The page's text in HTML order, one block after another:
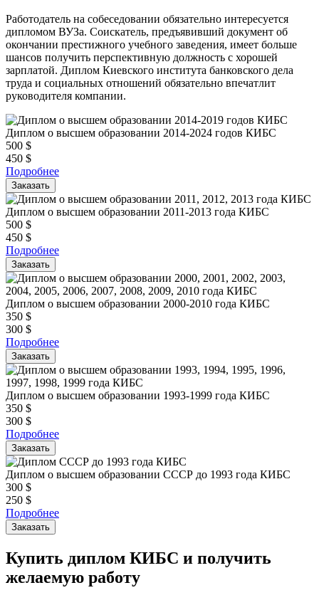
Работодатель на собеседовании обязательно интересуется
дипломом ВУЗа. Соискатель, предъявивший документ об
окончании престижного учебного заведения, имеет больше
шансов получить перспективную должность с хорошей
зарплатой. Диплом Киевского института банковского дела
труда и социальных отношений обязательно впечатлит
руководителя компании.
Диплом о высшем образовании 2014-2024 годов КИБС
500 $
450 $
Подробнее
Заказать
Диплом о высшем образовании 2011-2013 года КИБС
500 $
450 $
Подробнее
Заказать
Диплом о высшем образовании 2000-2010 года КИБС
350 $
300 $
Подробнее
Заказать
Диплом о высшем образовании 1993-1999 года КИБС
350 $
300 $
Подробнее
Заказать
Диплом о высшем образовании СССР до 1993 года КИБС
300 $
250 $
Подробнее
Заказать
Купить диплом КИБС и получить
желаемую работу